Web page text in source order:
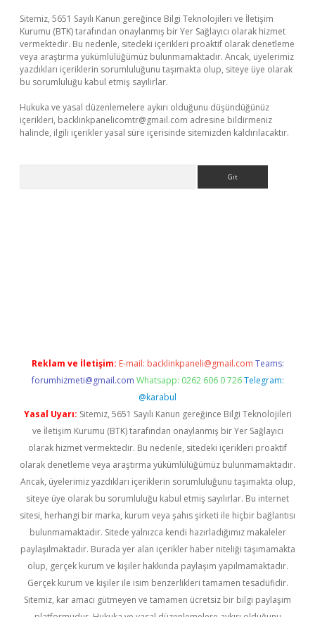
Sitemiz, 5651 Sayılı Kanun gereğince Bilgi Teknolojileri ve İletişim
Kurumu (BTK) tarafından onaylanmış bir Yer Sağlayıcı olarak hizmet
vermektedir. Bu nedenle, sitedeki içerikleri proaktif olarak denetleme
veya araştırma yükümlülüğümüz bulunmamaktadır. Ancak, üyelerimiz
yazdıkları içeriklerin sorumluluğunu taşımakta olup, siteye üye olarak
bu sorumluluğu kabul etmiş sayılırlar.
Hukuka ve yasal düzenlemelere aykırı olduğunu düşündüğünüz
içerikleri, backlinkpanelicomtr@gmail.com adresine bildirmeniz
halinde, ilgili içerikler yasal süre içerisinde sitemizden kaldırılacaktır.
Reklam ve İletişim: E-mail: backlinkpaneli@gmail.com Teams:
forumhizmeti@gmail.com Whatsapp: 0262 606 0 726 Telegram:
@karabul
Yasal Uyarı: Sitemiz, 5651 Sayılı Kanun gereğince Bilgi Teknolojileri
ve İletişim Kurumu (BTK) tarafından onaylanmış bir Yer Sağlayıcı
olarak hizmet vermektedir. Bu nedenle, sitedeki içerikleri proaktif
olarak denetleme veya araştırma yükümlülüğümüz bulunmamaktadır.
Ancak, üyelerimiz yazdıkları içeriklerin sorumluluğunu taşımakta olup,
siteye üye olarak bu sorumluluğu kabul etmiş sayılırlar. Bu internet
sitesi, herhangi bir marka, kurum veya şahıs şirketi ile hiçbir bağlantısı
bulunmamaktadır. Sitede yalnızca kendi hazırladığımız makaleler
paylaşılmaktadır. Burada yer alan içerikler haber niteliği taşımamakta
olup, gerçek kurum ve kişiler hakkında paylaşım yapılmamaktadır.
Gerçek kurum ve kişiler ile isim benzerlikleri tamamen tesadüfidir.
Sitemiz, kar amacı gütmeyen ve tamamen ücretsiz bir bilgi paylaşım